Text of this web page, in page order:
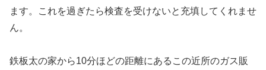
ます。これを過ぎたら検査を受けないと充填してくれませ
ん。
鉄板太の家から10分ほどの距離にあるこの近所のガス販